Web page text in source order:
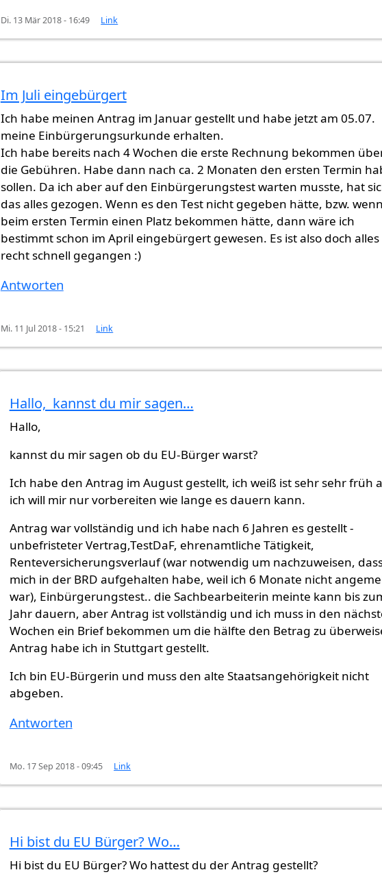
Di. 13 Mär 2018 - 16:49 Link
Im Juli eingebürgert
Ich habe meinen Antrag im Januar gestellt und habe jetzt am 05.07.
meine Einbürgerungsurkunde erhalten.
Ich habe bereits nach 4 Wochen die erste Rechnung bekommen
die Gebühren. Habe dann nach ca. 2 Monaten den ersten Termin
sollen. Da ich aber auf den Einbürgerungstest warten musste, hat
das alles gezogen. Wenn es den Test nicht gegeben hätte, bzw.
beim ersten Termin einen Platz bekommen hätte, dann wäre ich
bestimmt schon im April eingebürgert gewesen. Es ist also doch alles
recht schnell gegangen :)
Antworten
Mi. 11 Jul 2018 - 15:21 Link
vonAlfi (nicht überprüft)
Hallo, kannst du mir sagen…
Hallo,
kannst du mir sagen ob du EU-Bürger warst?
Ich habe den Antrag im August gestellt, ich weiß ist sehr sehr früh
ich will mir nur vorbereiten wie lange es dauern kann.
Antrag war vollständig und ich habe nach 6 Jahren es gestellt -
unbefristeter Vertrag,TestDaF, ehrenamtliche Tätigkeit,
Renteversicherungsverlauf (war notwendig um nachzuweisen,
mich in der BRD aufgehalten habe, weil ich 6 Monate nicht
war), Einbürgerungstest.. die Sachbearbeiterin meinte kann bis
Jahr dauern, aber Antrag ist vollständig und ich muss in den
Wochen ein Brief bekommen um die hälfte den Betrag zu
Antrag habe ich in Stuttgart gestellt.
Ich bin EU-Bürgerin und muss den alte Staatsangehörigkeit nicht
abgeben.
Antworten
Mo. 17 Sep 2018 - 09:45 Link
vonAlfi (nicht überprüft)
Hi bist du EU Bürger? Wo…
Hi bist du EU Bürger? Wo hattest du der Antrag gestellt?